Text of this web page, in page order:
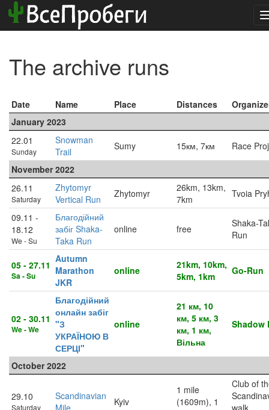
The archive runs
Date Name Place Distances
January 2023
22.01
Sunday
Snowman
Trail
Sumy 15км, 7км
Race
November 2022
26.11
Saturday
Zhytomyr
Vertical Run
Zhytomyr
26km, 13km,
7km
Tvoia
09.11 -
18.12
We - Su
Благодійний
забіг Shaka-
Taka Run
online free
Shaka-
Run
05 - 27.11
Sa - Su
Autumn
Marathon
JKR
online
21km, 10km,
5km, 1km
Go-Run
02 - 30.11
We - We
Благодійний
онлайн забіг
"З
УКРАЇНОЮ В
СЕРЦІ"
online
21 км, 10
км, 5 км, 3
км, 1 км,
Вільна
Shadow
October 2022
29.10
Saturday
Scandinavian
Mile
Kyiv
1 mile
(1609m), 1
Club of
walk